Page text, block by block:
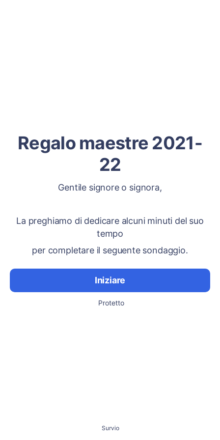
Regalo maestre 2021-
22
Gentile signore o signora,
La preghiamo di dedicare alcuni minuti del suo
tempo
per completare il seguente sondaggio.
Iniziare
Protetto
Survio